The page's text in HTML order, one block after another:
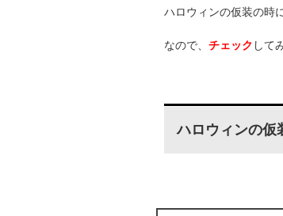
ハロウィンの仮装の時
なので、 チェック して
ハロウィンの仮